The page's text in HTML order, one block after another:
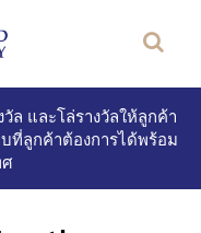
ล และโล่รางวัลให้ลูกค้า
ที่ลูกค้าต้องการได้พร้อม
ศ